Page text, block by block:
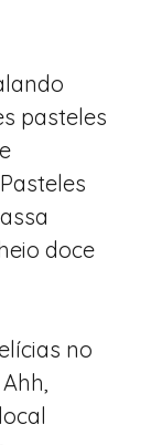
pasteles
doce
no